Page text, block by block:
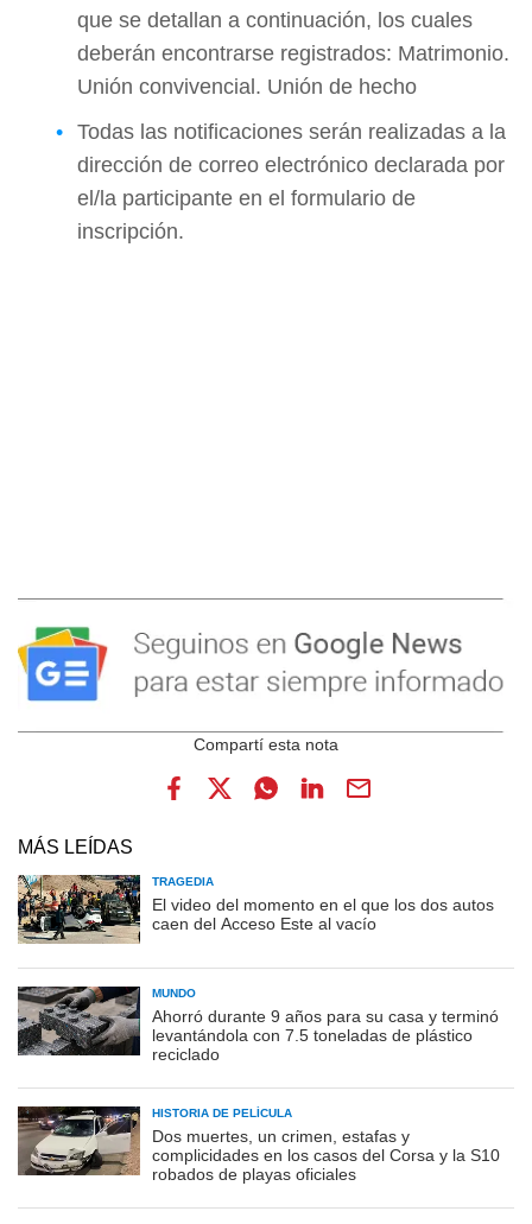
que se detallan a continuación, los cuales
deberán encontrarse registrados: Matrimonio.
Unión convivencial. Unión de hecho
Todas las notificaciones serán realizadas a la
dirección de correo electrónico declarada por
el/la participante en el formulario de
inscripción.
MÁS LEÍDAS
TRAGEDIA
El video del momento en el que los dos autos
caen del Acceso Este al vacío
MUNDO
Ahorró durante 9 años para su casa y terminó
levantándola con 7.5 toneladas de plástico
reciclado
HISTORIA DE PELÍCULA
Dos muertes, un crimen, estafas y
complicidades en los casos del Corsa y la S10
robados de playas oficiales